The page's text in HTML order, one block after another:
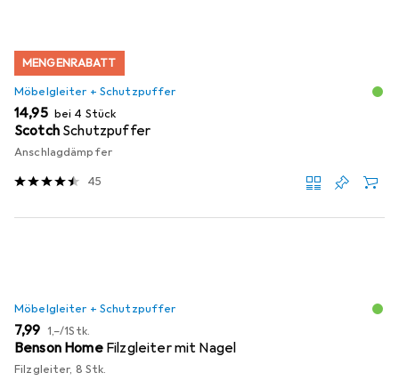
MENGENRABATT
Möbelgleiter + Schutzpuffer
EUR
14,95 bei 4 Stück
Scotch Schutzpuffer
Anschlagdämpfer
45
Möbelgleiter + Schutzpuffer
EUR
7,99 EUR
1,–/1Stk.
Benson Home Filzgleiter mit Nagel
Filzgleiter, 8 Stk.